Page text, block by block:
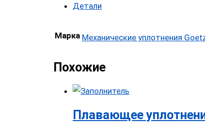
Детали
Марка Механические уплотнения
Похожие
Плавающее